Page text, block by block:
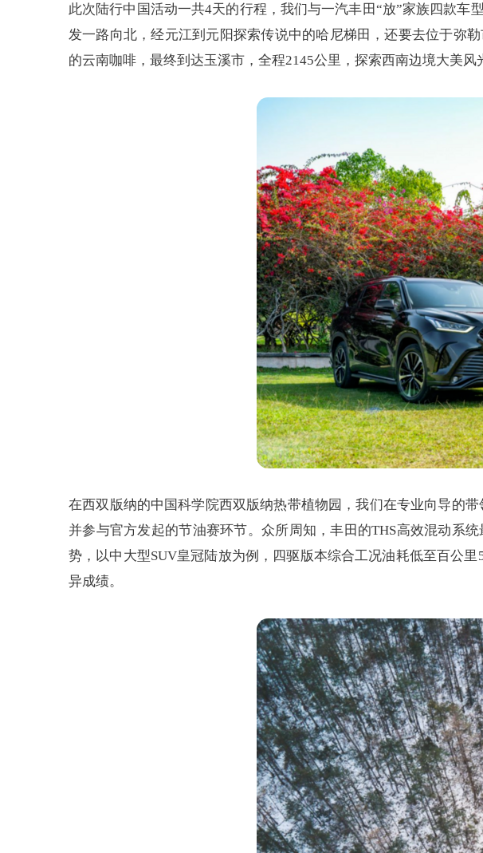
此次陆行中国活动一共4天的行程，我们与一汽丰田“放”家族四款
发一路向北，经元江到元阳探索传说中的哈尼梯田，还要去位于弥
的云南咖啡，最终到达玉溪市，全程2145公里，探索西南边境大美风
在西双版纳的中国科学院西双版纳热带植物园，我们在专业向导的
并参与官方发起的节油赛环节。众所周知，丰田的THS高效混动系
势，以中大型SUV皇冠陆放为例，四驱版本综合工况油耗低至百公
异成绩。